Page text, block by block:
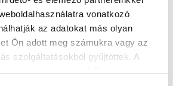
vonatkozó
az adatokat más olyan
Ön adott meg számukra vagy az
szolgáltatásokból gyűjtöttek. A
folytatásával Ön hozzájárul a
FELIRATKOZOM